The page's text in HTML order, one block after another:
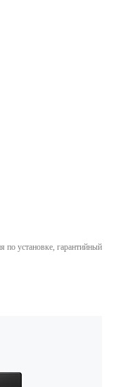
по установке, гарантийный